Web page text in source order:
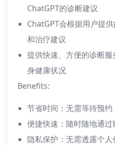
ChatGPT的诊断建议
ChatGPT会根据用户提
和治疗建议
提供快速、方便的诊断
身健康状况
Benefits:
节省时间：无需等待预
便捷快速：随时随地通
隐私保护：无需透露个